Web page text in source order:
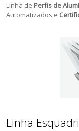
Linha de Perfis de
Automatizados e
Linha